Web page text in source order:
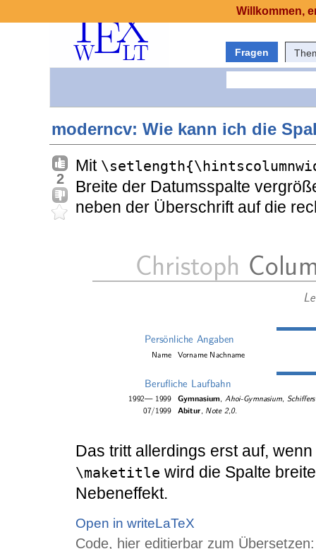
Fragen
moderncv: Wie kann ich die
2
Mit
Breite der Datumsspalte
neben der Überschrift auf die
Das tritt allerdings erst auf,
\maketitle wird die Spalte
Nebeneffekt.
Open in writeLaTeX
Code, hier editierbar zum Übersetzen:
Willkommen,